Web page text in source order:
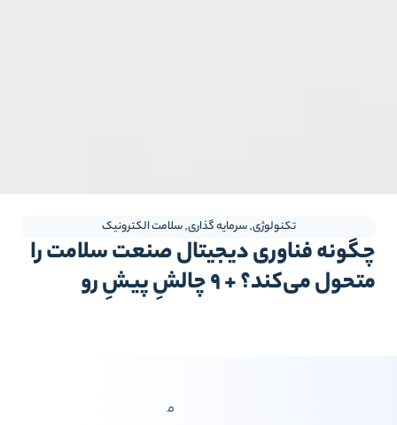
تکنولوژی,سرمایه گذاری,سلامت الکترونیک
فناوری دیجیتال صنعت سلامت را
می‌کند؟ + ۹ چالشِ پیشِ رو